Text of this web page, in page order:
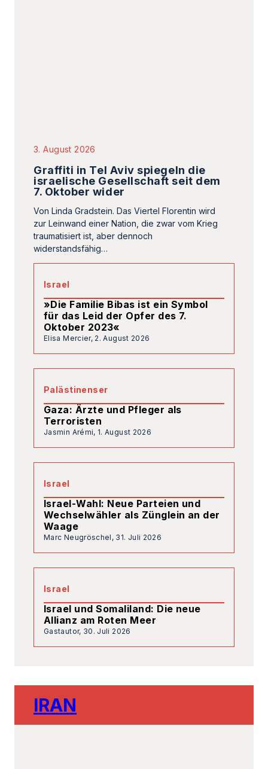
3. August 2026
Graffiti in Tel Aviv spiegeln die
israelische Gesellschaft seit dem
7. Oktober wider
Von Linda Gradstein. Das Viertel Florentin wird
zur Leinwand einer Nation, die zwar vom Krieg
traumatisiert ist, aber dennoch
widerstandsfähig…
Israel
»Die Familie Bibas ist ein Symbol
für das Leid der Opfer des 7.
Oktober 2023«
Elisa Mercier, 2. August 2026
Palästinenser
Gaza: Ärzte und Pfleger als
Terroristen
Jasmin Arémi, 1. August 2026
Israel
Israel-Wahl: Neue Parteien und
Wechselwähler als Zünglein an der
Waage
Marc Neugröschel, 31. Juli 2026
Israel
Israel und Somaliland: Die neue
Allianz am Roten Meer
Gastautor, 30. Juli 2026
IRAN